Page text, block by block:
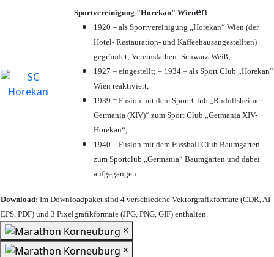
Sportvereinigung "Horekan" Wienen
1920 = als Sportvereinigung „Horekan“ Wien (der
Hotel- Restauration- und Kaffeehausangestellten)
gegründet; Vereinsfarben: Schwarz-Weiß;
1927 = eingestellt; – 1934 = als Sport Club „Horekan“
Wien reaktiviert;
1939 = Fusion mit dem Sport Club „Rudolfsheimer
Germania (XIV)“ zum Sport Club „Germania XIV-
Horekan“;
1940 = Fusion mit dem Fussball Club Baumgarten
zum Sportclub „Germania“ Baumgarten und dabei
aufgegangen
Download: Im Downloadpaket sind 4 verschiedene Vektorgrafikformate (CDR, AI
EPS, PDF) und 3 Pixelgrafikformate (JPG, PNG, GIF) enthalten.
×
×